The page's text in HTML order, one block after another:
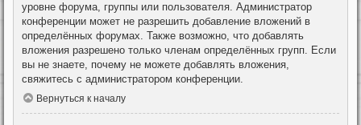
уровне форума, группы или пользователя. Администратор
конференции может не разрешить добавление вложений в
определённых форумах. Также возможно, что добавлять
вложения разрешено только членам определённых групп. Если
вы не знаете, почему не можете добавлять вложения,
свяжитесь с администратором конференции.
Вернуться к началу